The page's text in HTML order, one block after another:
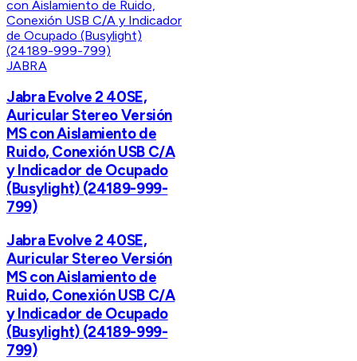
JABRA
Jabra Evolve 2 40SE,
Auricular Stereo Versión
MS con Aislamiento de
Ruido, Conexión USB C/A
y Indicador de Ocupado
(Busylight) (24189-999-
799)
Jabra Evolve 2 40SE,
Auricular Stereo Versión
MS con Aislamiento de
Ruido, Conexión USB C/A
y Indicador de Ocupado
(Busylight) (24189-999-
799)